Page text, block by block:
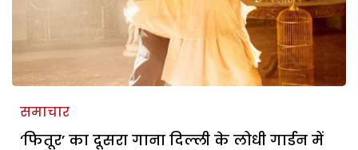
समाचार
‘फितूर’ का दूसरा गाना दिल्ली के लोधी गार्डन में